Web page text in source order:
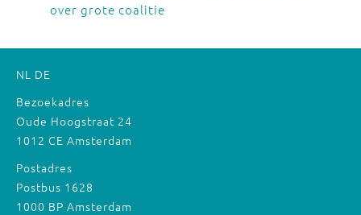
over grote coalitie
NL DE
Bezoekadres
Oude Hoogstraat 24
1012 CE Amsterdam
Postadres
Postbus 1628
1000 BP Amsterdam